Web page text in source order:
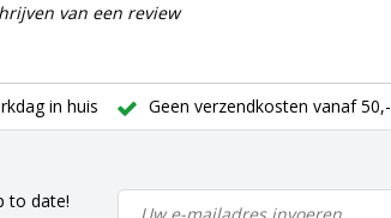
van een review
in huis Geen verzendkosten vanaf 50,-
to date!